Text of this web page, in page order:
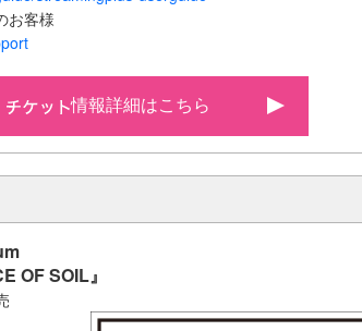
お客様
情報詳細はこちら
OF SOIL』